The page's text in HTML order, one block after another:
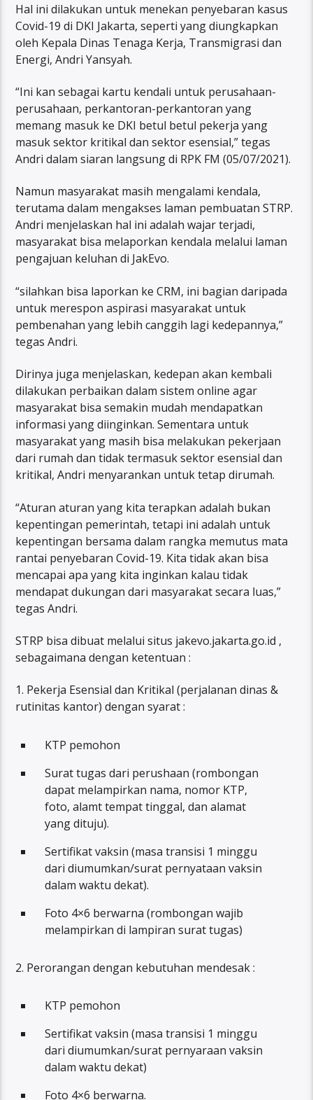
Hal ini dilakukan untuk menekan penyebaran kasus
Covid-19 di DKI Jakarta, seperti yang diungkapkan
oleh Kepala Dinas Tenaga Kerja, Transmigrasi dan
Energi, Andri Yansyah.
“Ini kan sebagai kartu kendali untuk perusahaan-
perusahaan, perkantoran-perkantoran yang
memang masuk ke DKI betul betul pekerja yang
masuk sektor kritikal dan sektor esensial,” tegas
Andri dalam siaran langsung di RPK FM (05/07/2021).
Namun masyarakat masih mengalami kendala,
terutama dalam mengakses laman pembuatan STRP.
Andri menjelaskan hal ini adalah wajar terjadi,
masyarakat bisa melaporkan kendala melalui laman
pengajuan keluhan di JakEvo.
“silahkan bisa laporkan ke CRM, ini bagian daripada
untuk merespon aspirasi masyarakat untuk
pembenahan yang lebih canggih lagi kedepannya,”
tegas Andri.
Dirinya juga menjelaskan, kedepan akan kembali
dilakukan perbaikan dalam sistem online agar
masyarakat bisa semakin mudah mendapatkan
informasi yang diinginkan. Sementara untuk
masyarakat yang masih bisa melakukan pekerjaan
dari rumah dan tidak termasuk sektor esensial dan
kritikal, Andri menyarankan untuk tetap dirumah.
“Aturan aturan yang kita terapkan adalah bukan
kepentingan pemerintah, tetapi ini adalah untuk
kepentingan bersama dalam rangka memutus mata
rantai penyebaran Covid-19. Kita tidak akan bisa
mencapai apa yang kita inginkan kalau tidak
mendapat dukungan dari masyarakat secara luas,”
tegas Andri.
STRP bisa dibuat melalui situs jakevo.jakarta.go.id ,
sebagaimana dengan ketentuan :
1. Pekerja Esensial dan Kritikal (perjalanan dinas &
rutinitas kantor) dengan syarat :
KTP pemohon
Surat tugas dari perushaan (rombongan
dapat melampirkan nama, nomor KTP,
foto, alamt tempat tinggal, dan alamat
yang dituju).
Sertifikat vaksin (masa transisi 1 minggu
dari diumumkan/surat pernyataan vaksin
dalam waktu dekat).
Foto 4×6 berwarna (rombongan wajib
melampirkan di lampiran surat tugas)
2. Perorangan dengan kebutuhan mendesak :
KTP pemohon
Sertifikat vaksin (masa transisi 1 minggu
dari diumumkan/surat pernyaraan vaksin
dalam waktu dekat)
Foto 4×6 berwarna.